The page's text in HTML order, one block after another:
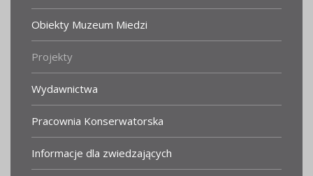
Obiekty Muzeum Miedzi
Projekty
Wydawnictwa
Pracownia Konserwatorska
Informacje dla zwiedzających